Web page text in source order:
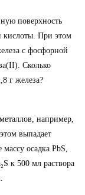
поверхность
кислоты. При этом
с фосфорной
Сколько
г железа?
например,
выпадает
осадка PbS,
к 500 мл раствора